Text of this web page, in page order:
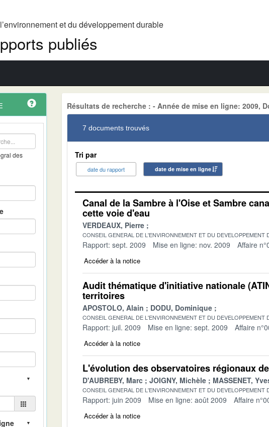
et du développement durable
publiés
des
Résultats de recherche : - Année de mise en ligne: 2009,
7 documents trouvés
Tri par
date du rapport date de mise en ligne
Canal de la Sambre à l'Oise et Sambre
cette voie d'eau
VERDEAUX, Pierre
CONSEIL GENERAL DE L'ENVIRONNEMENT ET DU DEVELOPPEMENT
Rapport: sept. 2009 Mise en ligne: nov. 2009 Affaire
Accéder à la notice
Audit thématique d'initiative nationale
territoires
APOSTOLO, Alain DODU, Dominique
CONSEIL GENERAL DE L'ENVIRONNEMENT ET DU DEVELOPPEMENT
Rapport: juil. 2009 Mise en ligne: sept. 2009 Affaire
Accéder à la notice
L'évolution des observatoires régionaux
D'AUBREBY, Marc JOIGNY, Michèle MASSENET,
CONSEIL GENERAL DE L'ENVIRONNEMENT ET DU DEVELOPPEMENT
Rapport: juin 2009 Mise en ligne: août 2009 Affaire
Accéder à la notice